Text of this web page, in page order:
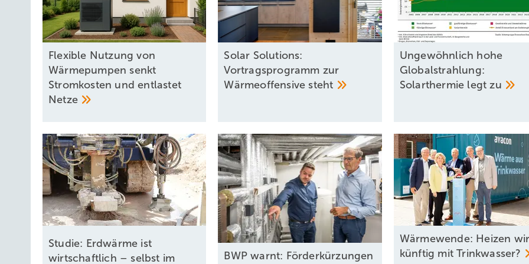
Flexible Nutzung von
Wärmepumpen senkt
Stromkosten und entlastet
Netze
Solar Solutions:
Vortragsprogramm zur
Wärmeoffensivesteht
Ungewöhnlich hohe
Globalstrahlung:
Solarthermie legtzu
Studie: Erdwärme ist
wirtschaftlich – selbst im
BWP warnt: Förderkürzungen
Wärmewende: Heizen
künftig mitTrinkwasser?